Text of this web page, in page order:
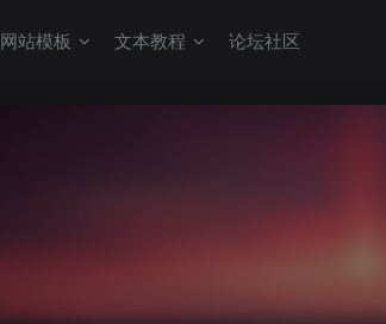
网站模板 文本教程 论坛社区